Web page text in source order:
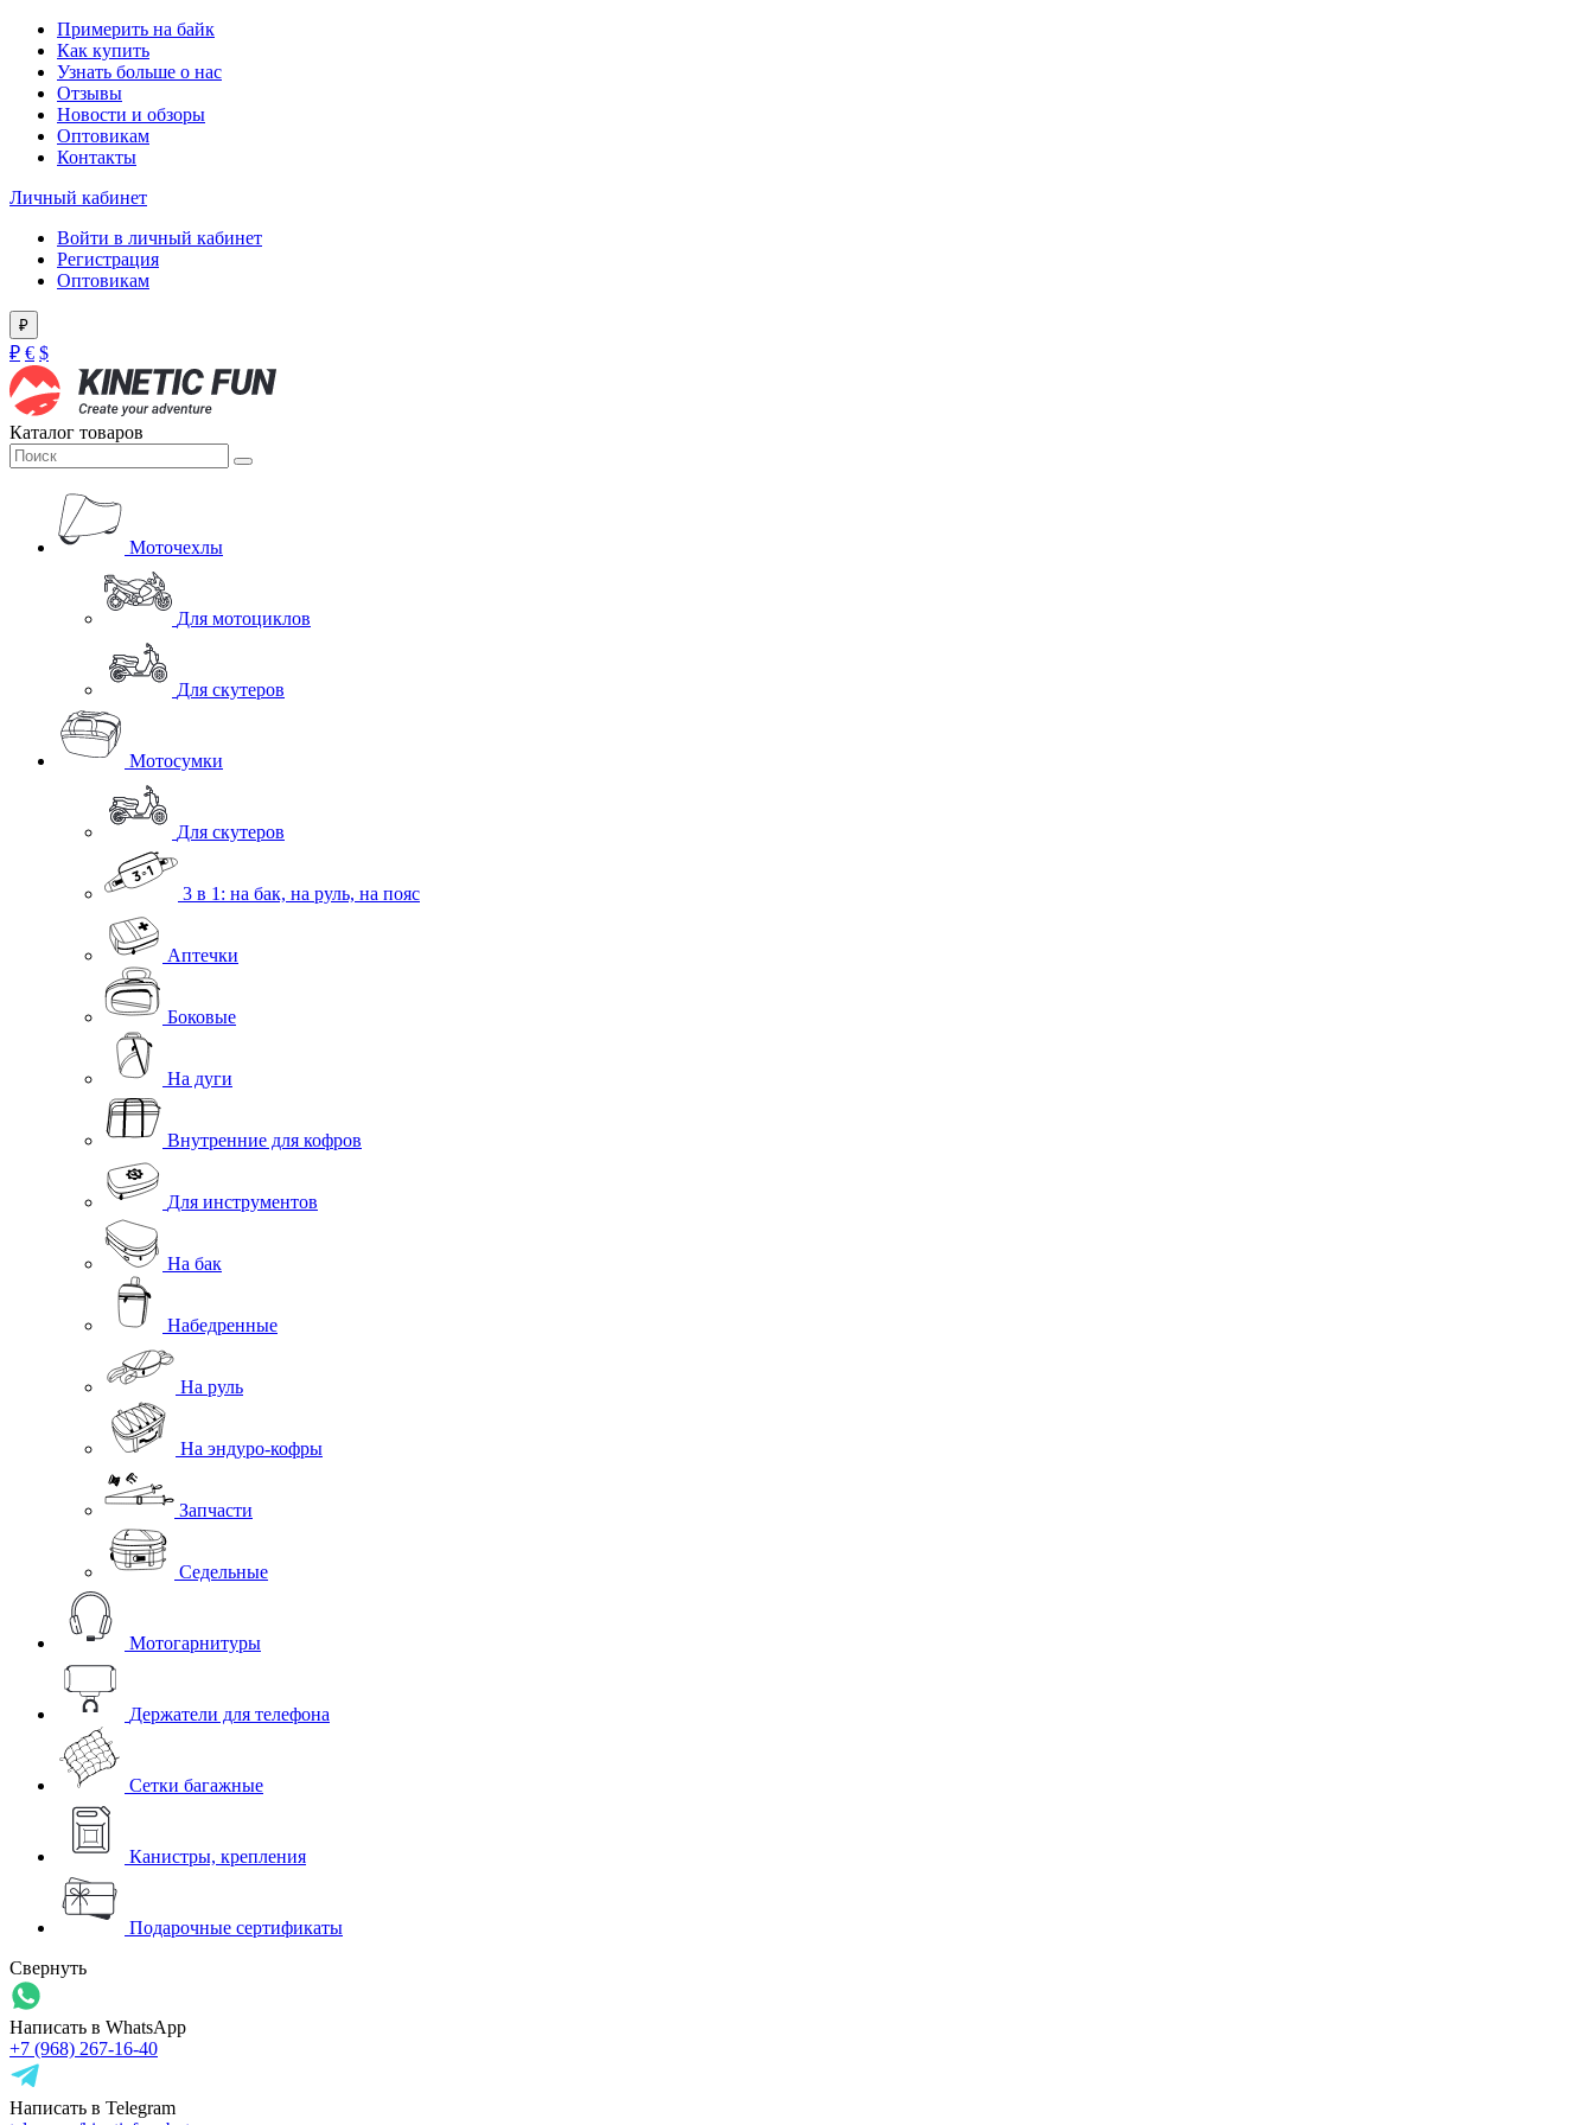
Примерить на байк
Как купить
Узнать больше о нас
Отзывы
Новости и обзоры
Оптовикам
Контакты
Личный кабинет
Войти в личный кабинет
Регистрация
Оптовикам
₽
₽ € $
Каталог товаров
Моточехлы
Для мотоциклов
Для скутеров
Мотосумки
Для скутеров
3 в 1: на бак, на руль, на пояс
Аптечки
Боковые
На дуги
Внутренние для кофров
Для инструментов
На бак
Набедренные
На руль
На эндуро-кофры
Запчасти
Седельные
Мотогарнитуры
Держатели для телефона
Сетки багажные
Канистры, крепления
Подарочные сертификаты
Свернуть
Написать в WhatsApp
+7 (968) 267-16-40
Написать в Telegram